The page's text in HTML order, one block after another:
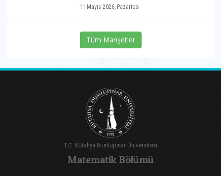
11 Mayıs 2026, Pazartesi
Tüm Manşetler
T.C. Kütahya Dumlupınar Üniversitesi
Matematik Bölümü